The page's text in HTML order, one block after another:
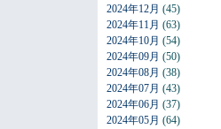
2024年12月 (45)
2024年11月 (63)
2024年10月 (54)
2024年09月 (50)
2024年08月 (38)
2024年07月 (43)
2024年06月 (37)
2024年05月 (64)